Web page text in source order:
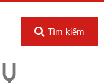
Tìm kiếm